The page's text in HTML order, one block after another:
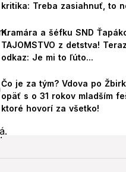
kritika: Treba zasiahnuť, to
Kramára a šéfku SND
TAJOMSTVO z detstva!
odkaz: Je mi to ľúto...
Čo je za tým? Vdova po
opäť s o 31 rokov mladším
ktoré hovorí za všetko!